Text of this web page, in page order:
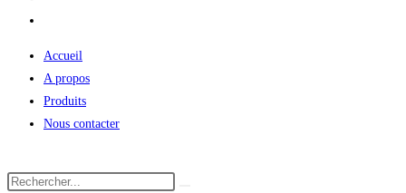
Accueil
A propos
Produits
Nous contacter